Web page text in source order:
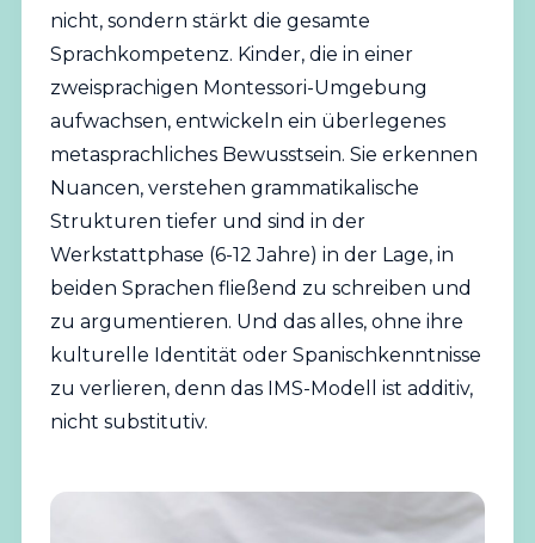
nicht, sondern stärkt die gesamte
Sprachkompetenz. Kinder, die in einer
zweisprachigen Montessori-Umgebung
aufwachsen, entwickeln ein überlegenes
metasprachliches Bewusstsein. Sie erkennen
Nuancen, verstehen grammatikalische
Strukturen tiefer und sind in der
Werkstattphase (6-12 Jahre) in der Lage, in
beiden Sprachen fließend zu schreiben und
zu argumentieren. Und das alles, ohne ihre
kulturelle Identität oder Spanischkenntnisse
zu verlieren, denn das IMS-Modell ist additiv,
nicht substitutiv.